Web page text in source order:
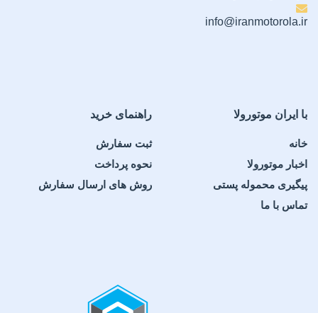
info@iranmotorola.ir
با ایران موتورولا
خانه
اخبار موتورولا
پیگیری محموله پستی
تماس با ما
راهنمای خرید
ثبت سفارش
نحوه پرداخت
روش های ارسال سفارش